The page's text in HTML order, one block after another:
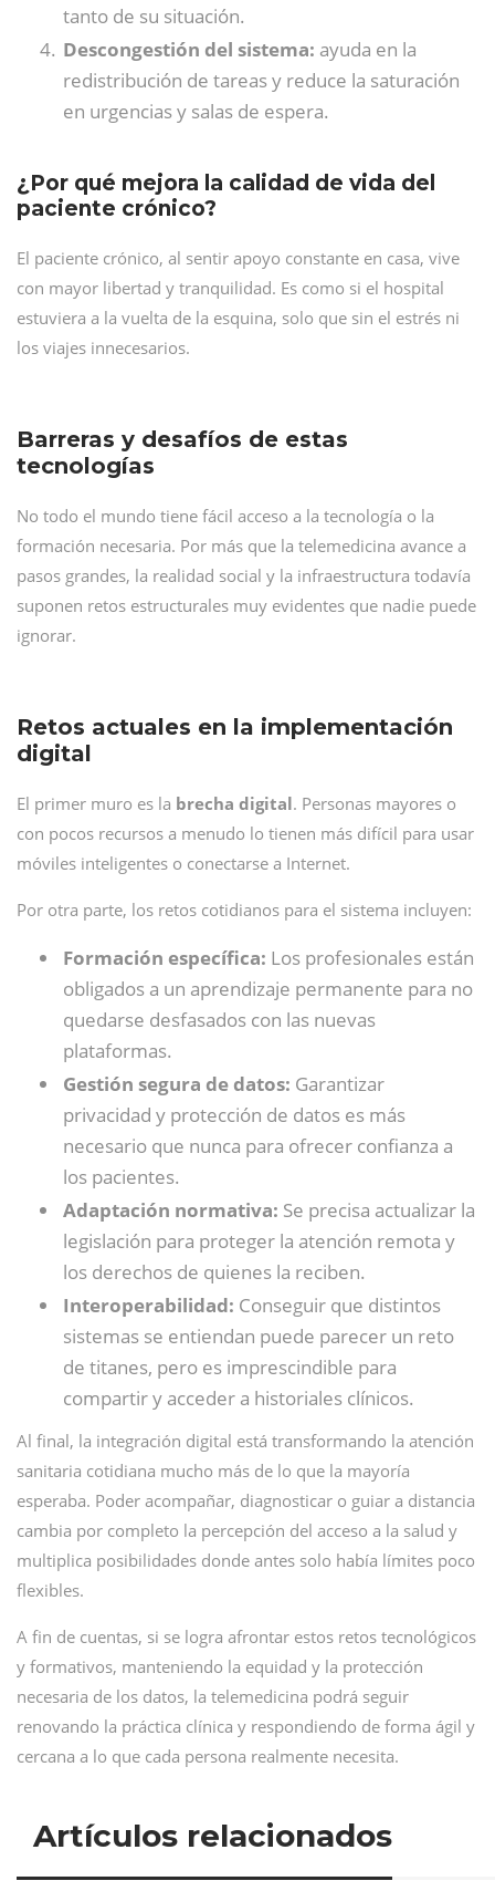
tanto de su situación.
Descongestión del sistema: ayuda en la
redistribución de tareas y reduce la saturación
en urgencias y salas de espera.
¿Por qué mejora la calidad de vida del
paciente crónico?
El paciente crónico, al sentir apoyo constante en casa, vive
con mayor libertad y tranquilidad. Es como si el hospital
estuviera a la vuelta de la esquina, solo que sin el estrés ni
los viajes innecesarios.
Barreras y desafíos de estas
tecnologías
No todo el mundo tiene fácil acceso a la tecnología o la
formación necesaria. Por más que la telemedicina avance a
pasos grandes, la realidad social y la infraestructura todavía
suponen retos estructurales muy evidentes que nadie puede
ignorar.
Retos actuales en la implementación
digital
El primer muro es la brecha digital. Personas mayores o
con pocos recursos a menudo lo tienen más difícil para usar
móviles inteligentes o conectarse a Internet.
Por otra parte, los retos cotidianos para el sistema incluyen:
Formación específica: Los profesionales están
obligados a un aprendizaje permanente para no
quedarse desfasados con las nuevas
plataformas.
Gestión segura de datos: Garantizar
privacidad y protección de datos es más
necesario que nunca para ofrecer confianza a
los pacientes.
Adaptación normativa: Se precisa actualizar la
legislación para proteger la atención remota y
los derechos de quienes la reciben.
Interoperabilidad: Conseguir que distintos
sistemas se entiendan puede parecer un reto
de titanes, pero es imprescindible para
compartir y acceder a historiales clínicos.
Al final, la integración digital está transformando la atención
sanitaria cotidiana mucho más de lo que la mayoría
esperaba. Poder acompañar, diagnosticar o guiar a distancia
cambia por completo la percepción del acceso a la salud y
multiplica posibilidades donde antes solo había límites poco
flexibles.
A fin de cuentas, si se logra afrontar estos retos tecnológicos
y formativos, manteniendo la equidad y la protección
necesaria de los datos, la telemedicina podrá seguir
renovando la práctica clínica y respondiendo de forma ágil y
cercana a lo que cada persona realmente necesita.
Artículos relacionados